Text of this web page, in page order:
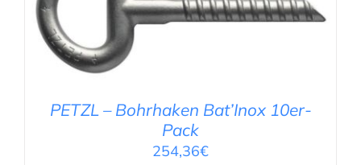
IN DEN WARENKORB / DETAILS
PETZL – Bohrhaken Bat’Inox 10er-
Pack
254,36€